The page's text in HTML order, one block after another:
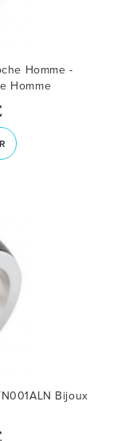
Homme -
Homme
Bijoux